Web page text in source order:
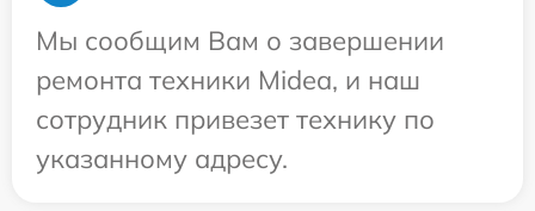
Мы сообщим Вам о завершении
ремонта техники Midea, и наш
сотрудник привезет технику по
указанному адресу.